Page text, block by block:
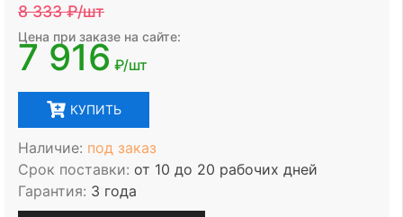
8 333₽/шт
Цена при заказе на сайте:
7 916 ₽/шт
КУПИТЬ
Наличие: под заказ
Срок поставки: от 10 до 20 рабочих дней
Гарантия: 3 года